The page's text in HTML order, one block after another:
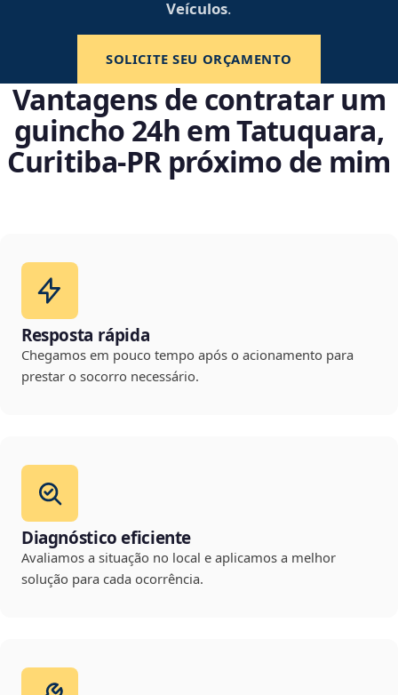
Veículos.
SOLICITE SEU ORÇAMENTO
Vantagens de contratar um
guincho 24h em Tatuquara,
Curitiba‑PR próximo de mim
Resposta rápida
Chegamos em pouco tempo após o acionamento para
prestar o socorro necessário.
Diagnóstico eficiente
Avaliamos a situação no local e aplicamos a melhor
solução para cada ocorrência.